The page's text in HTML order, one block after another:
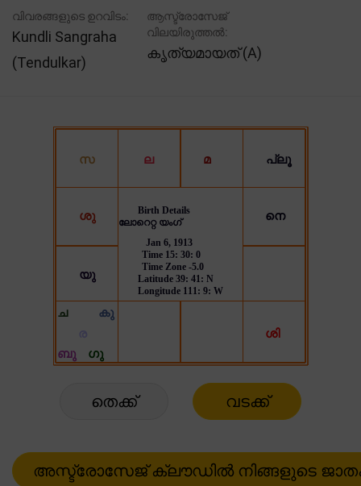
വിവരങ്ങളുടെ ഉറവിടം:
Kundli Sangraha
(Tendulkar)
ആസ്ട്രോസേജ്
വിലയിരുത്തൽ:
കൃത്യമായത് (A)
തെക്ക് വടക്ക്